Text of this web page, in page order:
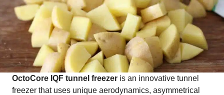
OctoCore IQF tunnel freezer is an innovative tunnel
freezer that uses unique aerodynamics, asymmetrical